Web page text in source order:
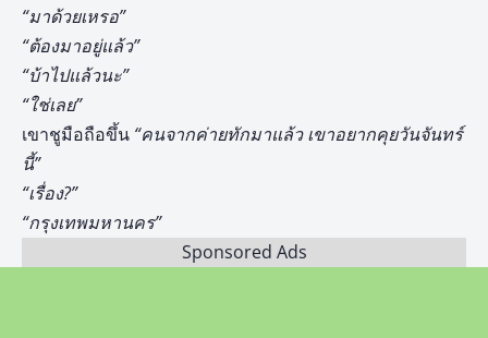
“มาด้วยเหรอ”
“ต้องมาอยู่แล้ว”
“บ้าไปแล้วนะ”
“ใช่เลย”
เขาชูมือถือขึ้น “คนจากค่ายทักมาแล้ว เขาอยากคุยวันจันทร์
นี้”
“เรื่อง?”
“กรุงเทพมหานคร”
Sponsored Ads